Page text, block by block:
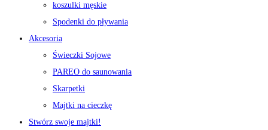
koszulki męskie
Spodenki do pływania
Akcesoria
Świeczki Sojowe
PAREO do saunowania
Skarpetki
Majtki na cieczkę
Stwórz swoje majtki!